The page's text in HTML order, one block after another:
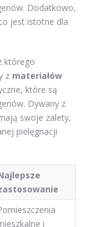
Dodatkowo,
jest istotne dla
którego
z materiałów
które są
Dywany z
swoje zalety,
pielęgnacji
i